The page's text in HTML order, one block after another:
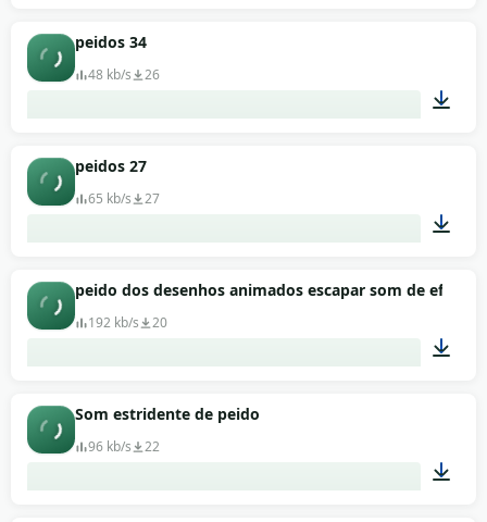
peidos 34
48 kb/s 26
peidos 27
65 kb/s 27
00:01
peido dos desenhos animados escapar som de efeitos
192 kb/s 20
Som estridente de peido
96 kb/s 22